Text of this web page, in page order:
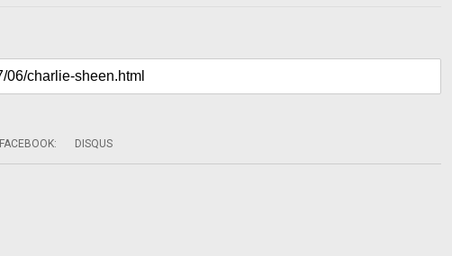
FACEBOOK: DISQUS